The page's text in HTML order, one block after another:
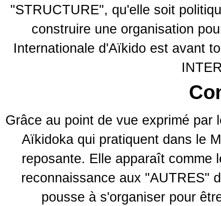
"STRUCTURE", qu'elle soit
construire une organisation
Internationale d'Aïkido est avant
Grâce au point de vue exprimé
Aïkidoka qui pratiquent dans le
reposante. Elle apparaît comme
reconnaissance aux "AUTRES"
pousse à s'organiser pour